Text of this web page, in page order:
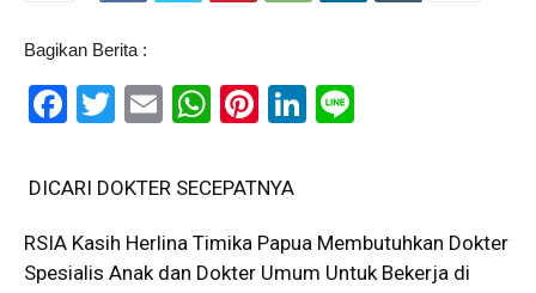
Bagikan Berita :
Facebook
Twitter
EmailWhatsApp
Pinterest
LinkedIn
DICARI DOKTER SECEPATNYA
RSIA Kasih Herlina Timika Papua Membutuhkan Dokter
Spesialis Anak dan Dokter Umum Untuk Bekerja di